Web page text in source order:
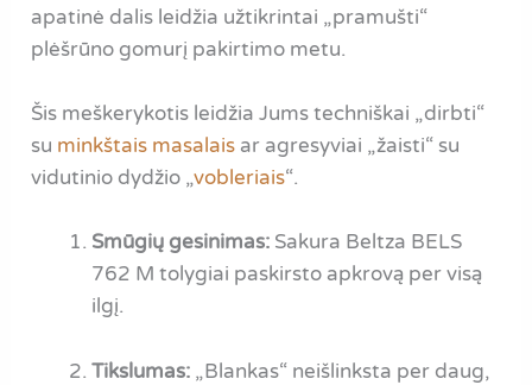
apatinė dalis leidžia užtikrintai „pramušti“
plėšrūno gomurį pakirtimo metu.
Šis meškerykotis leidžia Jums techniškai „dirbti“
su minkštais masalais ar agresyviai „žaisti“ su
vidutinio dydžio „vobleriais“.
Smūgių gesinimas: Sakura Beltza BELS
762 M tolygiai paskirsto apkrovą per visą
ilgį.
Tikslumas: „Blankas“ neišlinksta per daug,